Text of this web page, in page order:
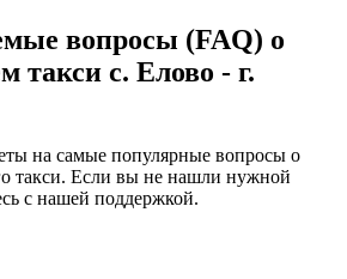
вопросы (FAQ) о
такси с. Елово - г.
на самые популярные вопросы о
такси. Если вы не нашли нужной
с нашей поддержкой.